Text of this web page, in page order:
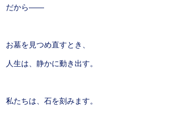
だから——
お墓を見つめ直すとき、
人生は、静かに動き出す。
私たちは、石を刻みます。